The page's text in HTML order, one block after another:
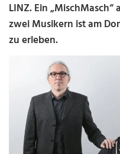
LINZ. Ein
zwei Musikern ist am
zu erleben.